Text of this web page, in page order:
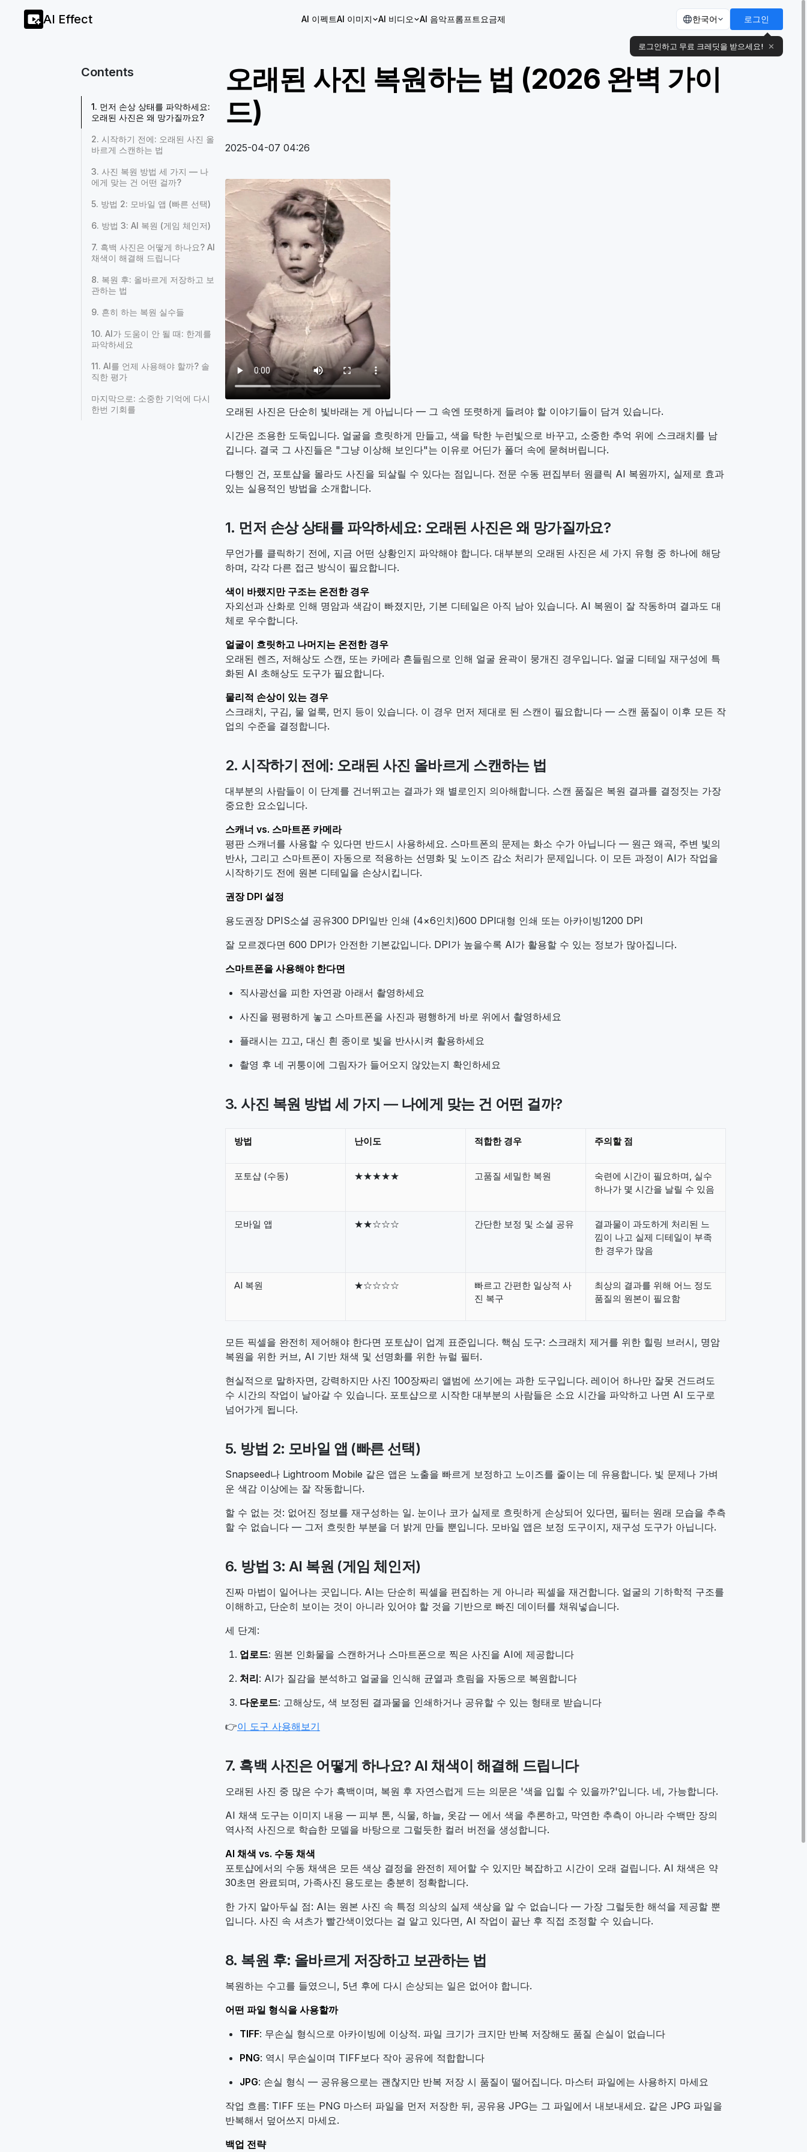
AI Effect AI 이펙트AI 이미지 AI 비디오 AI 음악프롬프트 요금제 한국어 로그인
로그인하고 무료 크레딧을 받으세요! ✕
Contents
1. 먼저 손상 상태를 파악하세요:
오래된 사진은 왜 망가질까요?
2. 시작하기 전에: 오래된 사진 올
바르게 스캔하는 법
3. 사진 복원 방법 세 가지 — 나
에게 맞는 건 어떤 걸까?
5. 방법 2: 모바일 앱 (빠른 선택)
6. 방법 3: AI 복원 (게임 체인저)
7. 흑백 사진은 어떻게 하나요? AI
채색이 해결해 드립니다
8. 복원 후: 올바르게 저장하고 보
관하는 법
9. 흔히 하는 복원 실수들
10. AI가 도움이 안 될 때: 한계를
파악하세요
11. AI를 언제 사용해야 할까? 솔
직한 평가
마지막으로: 소중한 기억에 다시
한번 기회를
오래된 사진 복원하는 법 (2026 완벽 가이
드)
2025-04-07 04:26
오래된 사진은 단순히 빛바래는 게 아닙니다 — 그 속엔 또렷하게 들려야 할 이야기들이 담겨 있습니다.
시간은 조용한 도둑입니다. 얼굴을 흐릿하게 만들고, 색을 탁한 누런빛으로 바꾸고, 소중한 추억 위에 스크래치를 남
깁니다. 결국 그 사진들은 "그냥 이상해 보인다"는 이유로 어딘가 폴더 속에 묻혀버립니다.
다행인 건, 포토샵을 몰라도 사진을 되살릴 수 있다는 점입니다. 전문 수동 편집부터 원클릭 AI 복원까지, 실제로 효과
있는 실용적인 방법을 소개합니다.
1. 먼저 손상 상태를 파악하세요: 오래된 사진은 왜 망가질까요?
무언가를 클릭하기 전에, 지금 어떤 상황인지 파악해야 합니다. 대부분의 오래된 사진은 세 가지 유형 중 하나에 해당
하며, 각각 다른 접근 방식이 필요합니다.
색이 바랬지만 구조는 온전한 경우
자외선과 산화로 인해 명암과 색감이 빠졌지만, 기본 디테일은 아직 남아 있습니다. AI 복원이 잘 작동하며 결과도 대
체로 우수합니다.
얼굴이 흐릿하고 나머지는 온전한 경우
오래된 렌즈, 저해상도 스캔, 또는 카메라 흔들림으로 인해 얼굴 윤곽이 뭉개진 경우입니다. 얼굴 디테일 재구성에 특
화된 AI 초해상도 도구가 필요합니다.
물리적 손상이 있는 경우
스크래치, 구김, 물 얼룩, 먼지 등이 있습니다. 이 경우 먼저 제대로 된 스캔이 필요합니다 — 스캔 품질이 이후 모든 작
업의 수준을 결정합니다.
2. 시작하기 전에: 오래된 사진 올바르게 스캔하는 법
대부분의 사람들이 이 단계를 건너뛰고는 결과가 왜 별로인지 의아해합니다. 스캔 품질은 복원 결과를 결정짓는 가장
중요한 요소입니다.
스캐너 vs. 스마트폰 카메라
평판 스캐너를 사용할 수 있다면 반드시 사용하세요. 스마트폰의 문제는 화소 수가 아닙니다 — 원근 왜곡, 주변 빛의
반사, 그리고 스마트폰이 자동으로 적용하는 선명화 및 노이즈 감소 처리가 문제입니다. 이 모든 과정이 AI가 작업을
시작하기도 전에 원본 디테일을 손상시킵니다.
권장 DPI 설정
용도권장 DPIS소셜 공유300 DPI일반 인쇄 (4×6인치)600 DPI대형 인쇄 또는 아카이빙1200 DPI
잘 모르겠다면 600 DPI가 안전한 기본값입니다. DPI가 높을수록 AI가 활용할 수 있는 정보가 많아집니다.
스마트폰을 사용해야 한다면
직사광선을 피한 자연광 아래서 촬영하세요
사진을 평평하게 놓고 스마트폰을 사진과 평행하게 바로 위에서 촬영하세요
플래시는 끄고, 대신 흰 종이로 빛을 반사시켜 활용하세요
촬영 후 네 귀퉁이에 그림자가 들어오지 않았는지 확인하세요
3. 사진 복원 방법 세 가지 — 나에게 맞는 건 어떤 걸까?
방법 난이도 적합한 경우 주의할 점
포토샵 (수동) ★★★★★ 고품질 세밀한 복원
숙련에 시간이 필요하며, 실수
하나가 몇 시간을 날릴 수 있음
모바일 앱 ★★☆☆☆ 간단한 보정 및 소셜 공유
결과물이 과도하게 처리된 느
낌이 나고 실제 디테일이 부족
한 경우가 많음
AI 복원 ★☆☆☆☆
빠르고 간편한 일상적 사
진 복구
최상의 결과를 위해 어느 정도
품질의 원본이 필요함
모든 픽셀을 완전히 제어해야 한다면 포토샵이 업계 표준입니다. 핵심 도구: 스크래치 제거를 위한 힐링 브러시, 명암
복원을 위한 커브, AI 기반 채색 및 선명화를 위한 뉴럴 필터.
현실적으로 말하자면, 강력하지만 사진 100장짜리 앨범에 쓰기에는 과한 도구입니다. 레이어 하나만 잘못 건드려도
수 시간의 작업이 날아갈 수 있습니다. 포토샵으로 시작한 대부분의 사람들은 소요 시간을 파악하고 나면 AI 도구로
넘어가게 됩니다.
5. 방법 2: 모바일 앱 (빠른 선택)
Snapseed나 Lightroom Mobile 같은 앱은 노출을 빠르게 보정하고 노이즈를 줄이는 데 유용합니다. 빛 문제나 가벼
운 색감 이상에는 잘 작동합니다.
할 수 없는 것: 없어진 정보를 재구성하는 일. 눈이나 코가 실제로 흐릿하게 손상되어 있다면, 필터는 원래 모습을 추측
할 수 없습니다 — 그저 흐릿한 부분을 더 밝게 만들 뿐입니다. 모바일 앱은 보정 도구이지, 재구성 도구가 아닙니다.
6. 방법 3: AI 복원 (게임 체인저)
진짜 마법이 일어나는 곳입니다. AI는 단순히 픽셀을 편집하는 게 아니라 픽셀을 재건합니다. 얼굴의 기하학적 구조를
이해하고, 단순히 보이는 것이 아니라 있어야 할 것을 기반으로 빠진 데이터를 채워넣습니다.
세 단계:
업로드: 원본 인화물을 스캔하거나 스마트폰으로 찍은 사진을 AI에 제공합니다
처리: AI가 질감을 분석하고 얼굴을 인식해 균열과 흐림을 자동으로 복원합니다
다운로드: 고해상도, 색 보정된 결과물을 인쇄하거나 공유할 수 있는 형태로 받습니다
👉이 도구 사용해보기
7. 흑백 사진은 어떻게 하나요? AI 채색이 해결해 드립니다
오래된 사진 중 많은 수가 흑백이며, 복원 후 자연스럽게 드는 의문은 '색을 입힐 수 있을까?'입니다. 네, 가능합니다.
AI 채색 도구는 이미지 내용 — 피부 톤, 식물, 하늘, 옷감 — 에서 색을 추론하고, 막연한 추측이 아니라 수백만 장의
역사적 사진으로 학습한 모델을 바탕으로 그럴듯한 컬러 버전을 생성합니다.
AI 채색 vs. 수동 채색
포토샵에서의 수동 채색은 모든 색상 결정을 완전히 제어할 수 있지만 복잡하고 시간이 오래 걸립니다. AI 채색은 약
30초면 완료되며, 가족사진 용도로는 충분히 정확합니다.
한 가지 알아두실 점: AI는 원본 사진 속 특정 의상의 실제 색상을 알 수 없습니다 — 가장 그럴듯한 해석을 제공할 뿐
입니다. 사진 속 셔츠가 빨간색이었다는 걸 알고 있다면, AI 작업이 끝난 후 직접 조정할 수 있습니다.
8. 복원 후: 올바르게 저장하고 보관하는 법
복원하는 수고를 들였으니, 5년 후에 다시 손상되는 일은 없어야 합니다.
어떤 파일 형식을 사용할까
TIFF: 무손실 형식으로 아카이빙에 이상적. 파일 크기가 크지만 반복 저장해도 품질 손실이 없습니다
PNG: 역시 무손실이며 TIFF보다 작아 공유에 적합합니다
JPG: 손실 형식 — 공유용으로는 괜찮지만 반복 저장 시 품질이 떨어집니다. 마스터 파일에는 사용하지 마세요
작업 흐름: TIFF 또는 PNG 마스터 파일을 먼저 저장한 뒤, 공유용 JPG는 그 파일에서 내보내세요. 같은 JPG 파일을
반복해서 덮어쓰지 마세요.
백업 전략